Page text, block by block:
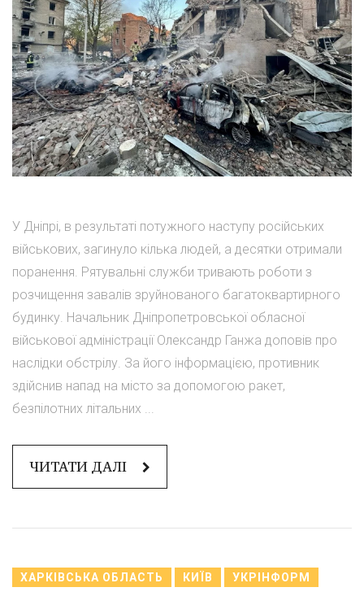
У Дніпрі, в результаті потужного наступу російських
військових, загинуло кілька людей, а десятки отримали
поранення. Рятувальні служби тривають роботи з
розчищення завалів зруйнованого багатоквартирного
будинку. Начальник Дніпропетровської обласної
військової адміністрації Олександр Ганжа доповів про
наслідки обстрілу. За його інформацією, противник
здійснив напад на місто за допомогою ракет,
безпілотних літальних ...
ЧИТАТИ ДАЛІ
ХАРКІВСЬКА ОБЛАСТЬ КИЇВ УКРІНФОРМ